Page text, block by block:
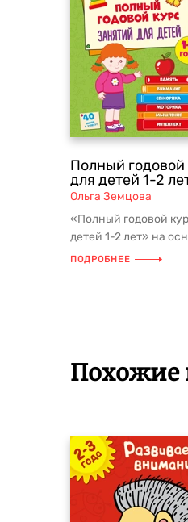
Полный годовой
для детей 1-2
Ольга Земцова
«Полный годовой
детей 1-2 лет» на
методики Ольги
ПОДРОБНЕЕ
Похожие